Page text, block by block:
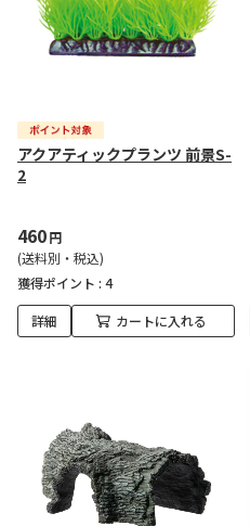
アクアティックプランツ 前景S-
2
460円
(送料別・税込)
獲得ポイント : 4
詳細 カートに入れる